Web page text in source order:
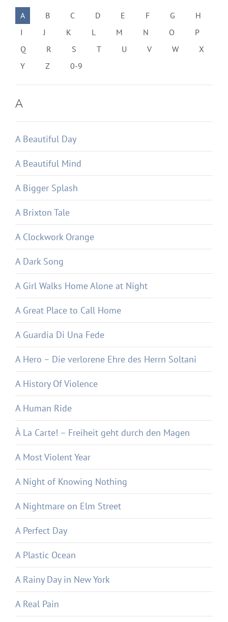
A B C D E F G
H
I
J K L M N O
P
Q
R S T U V W
X
Y
Z 0-9
A
A Beautiful Day
A Beautiful Mind
A Bigger Splash
A Brixton Tale
A Clockwork Orange
A Dark Song
A Girl Walks Home Alone at Night
A Great Place to Call Home
A Guardia Di Una Fede
A Hero – Die verlorene Ehre des Herrn Soltani
A History Of Violence
A Human Ride
À La Carte! – Freiheit geht durch den Magen
A Most Violent Year
A Night of Knowing Nothing
A Nightmare on Elm Street
A Perfect Day
A Plastic Ocean
A Rainy Day in New York
A Real Pain